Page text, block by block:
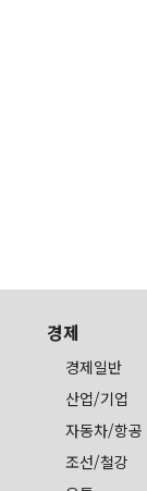
경제
경제일반
산업/기업
자동차/항공
조선/철강